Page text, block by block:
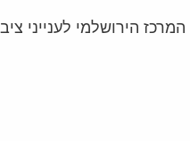
הירושלמי לענייני